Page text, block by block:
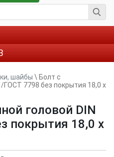
шайбы \ Болт с
ГОСТ 7798 без покрытия 18,0 x
головой DIN
покрытия 18,0 x